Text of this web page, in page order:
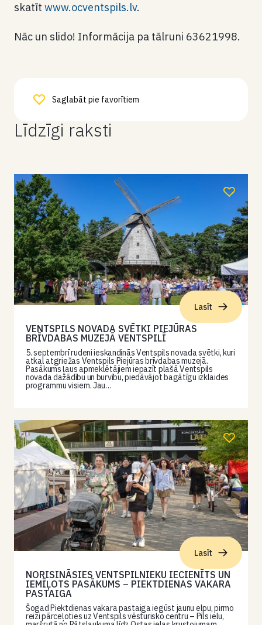
skatīt www.ocventspils.lv.
Nāc un slido! Informācija pa tālruni 63621998.
Saglabāt pie favorītiem
Līdzīgi raksti
Lasīt
VENTSPILS NOVADA SVĒTKI PIEJŪRAS
BRĪVDABAS MUZEJĀ VENTSPILĪ
5. septembrī rudeni ieskandinās Ventspils novada svētki, kuri
atkal atgriežas Ventspils Piejūras brīvdabas muzejā.
Pasākums ļaus apmeklētājiem iepazīt plašā Ventspils
novada dažādību un burvību, piedāvājot bagātīgu izklaides
programmu visiem. Jau…
Lasīt
NORISINĀSIES VENTSPILNIEKU IECIENĪTS UN
IEMĪĻOTS PASĀKUMS – PIEKTDIENAS VAKARA
PASTAIGA
Šogad Piektdienas vakara pastaiga iegūst jaunu elpu, pirmo
reizi pārceļoties uz Ventspils vēsturisko centru – Pils ielu,